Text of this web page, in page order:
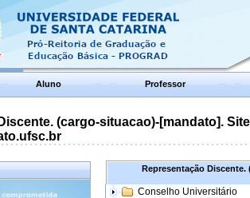
Aluno Professor
(cargo-situacao)-[mandato].
Representação Discente.
Conselho Universitário